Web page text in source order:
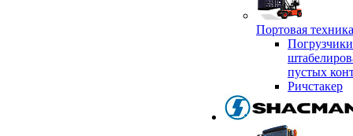
Портовая
пустых
Ричстакер